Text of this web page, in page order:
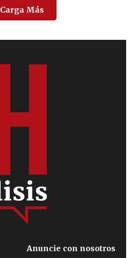
Carga Más
Anuncie con nosotros